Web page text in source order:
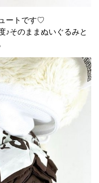
ートです♡
♪そのままぬいぐるみと